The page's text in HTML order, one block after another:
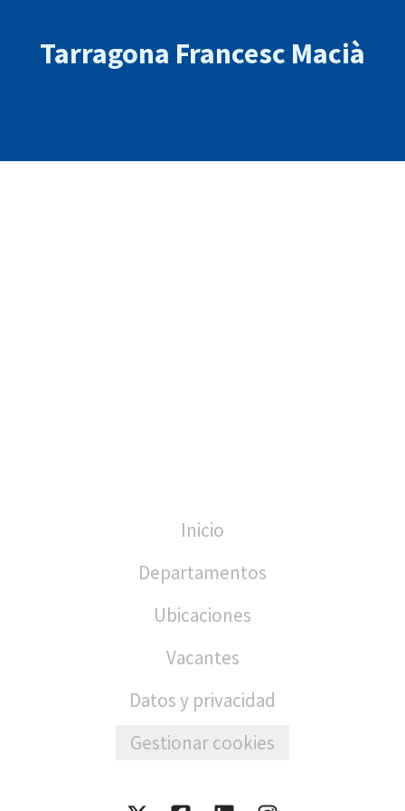
Tarragona Francesc Macià
Inicio
Departamentos
Ubicaciones
Vacantes
Datos y privacidad
Gestionar cookies